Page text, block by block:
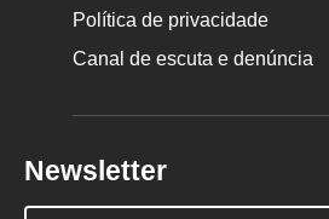
Política de privacidade
Canal de escuta e denúncia
Newsletter